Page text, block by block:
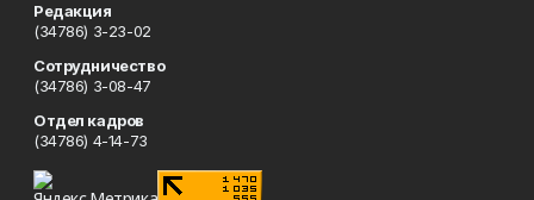
Редакция
(34786) 3-23-02
Сотрудничество
(34786) 3-08-47
Отдел кадров
(34786) 4-14-73